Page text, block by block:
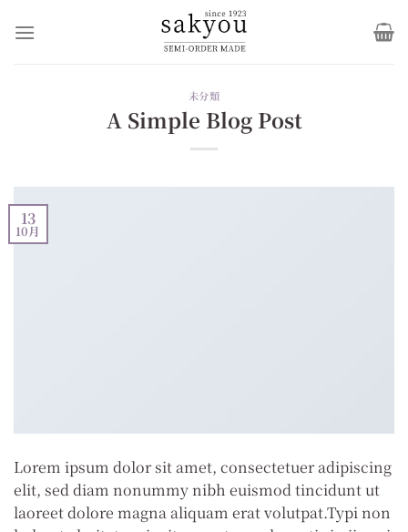
未分類
A Simple Blog Post
13
10月
Lorem ipsum dolor sit amet, consectetuer adipiscing
elit, sed diam nonummy nibh euismod tincidunt ut
laoreet dolore magna aliquam erat volutpat.Typi non